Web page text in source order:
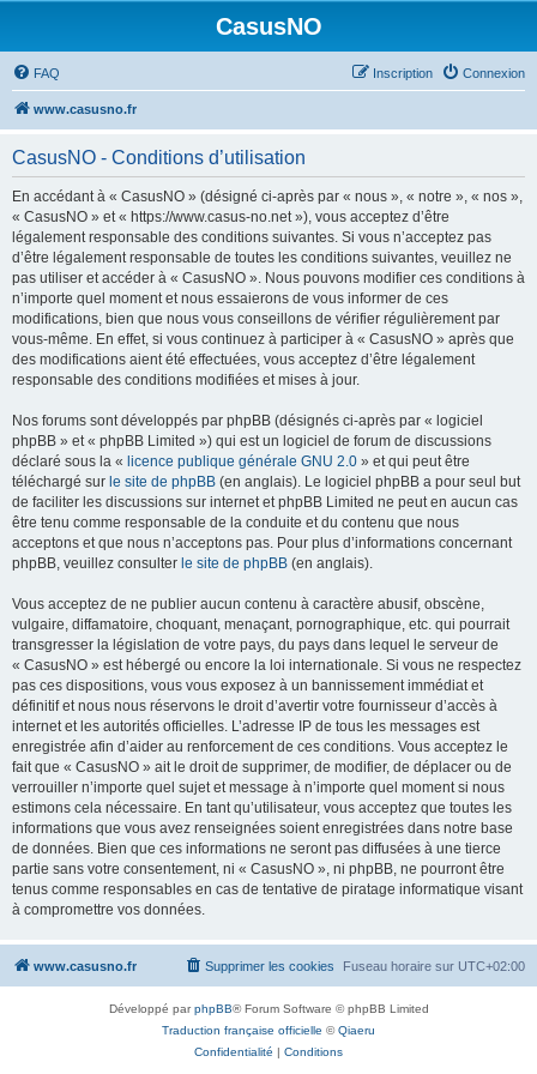
CasusNO
FAQ Connexion
Inscription
www.casusno.fr
CasusNO - Conditions d’utilisation
En accédant à « CasusNO » (désigné ci-après par « nous », « notre », « nos »,
« CasusNO » et « https://www.casus-no.net »), vous acceptez d’être
légalement responsable des conditions suivantes. Si vous n’acceptez pas
d’être légalement responsable de toutes les conditions suivantes, veuillez ne
pas utiliser et accéder à « CasusNO ». Nous pouvons modifier ces conditions à
n’importe quel moment et nous essaierons de vous informer de ces
modifications, bien que nous vous conseillons de vérifier régulièrement par
vous-même. En effet, si vous continuez à participer à « CasusNO » après que
des modifications aient été effectuées, vous acceptez d’être légalement
responsable des conditions modifiées et mises à jour.
Nos forums sont développés par phpBB (désignés ci-après par « logiciel
phpBB » et « phpBB Limited ») qui est un logiciel de forum de discussions
déclaré sous la « licence publique générale GNU 2.0 » et qui peut être
téléchargé sur le site de phpBB (en anglais). Le logiciel phpBB a pour seul but
de faciliter les discussions sur internet et phpBB Limited ne peut en aucun cas
être tenu comme responsable de la conduite et du contenu que nous
acceptons et que nous n’acceptons pas. Pour plus d’informations concernant
phpBB, veuillez consulter le site de phpBB (en anglais).
Vous acceptez de ne publier aucun contenu à caractère abusif, obscène,
vulgaire, diffamatoire, choquant, menaçant, pornographique, etc. qui pourrait
transgresser la législation de votre pays, du pays dans lequel le serveur de
« CasusNO » est hébergé ou encore la loi internationale. Si vous ne respectez
pas ces dispositions, vous vous exposez à un bannissement immédiat et
définitif et nous nous réservons le droit d’avertir votre fournisseur d’accès à
internet et les autorités officielles. L’adresse IP de tous les messages est
enregistrée afin d’aider au renforcement de ces conditions. Vous acceptez le
fait que « CasusNO » ait le droit de supprimer, de modifier, de déplacer ou de
verrouiller n’importe quel sujet et message à n’importe quel moment si nous
estimons cela nécessaire. En tant qu’utilisateur, vous acceptez que toutes les
informations que vous avez renseignées soient enregistrées dans notre base
de données. Bien que ces informations ne seront pas diffusées à une tierce
partie sans votre consentement, ni « CasusNO », ni phpBB, ne pourront être
tenus comme responsables en cas de tentative de piratage informatique visant
à compromettre vos données.
www.casusno.fr Fuseau horaire sur UTC+02:00
Supprimer les cookies
Développé parphpBB® Forum Software © phpBB Limited
Traduction française officielle ©Qiaeru
Confidentialité | Conditions